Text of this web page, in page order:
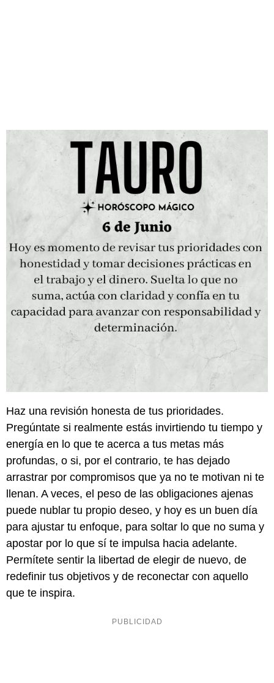
Haz una revisión honesta de tus prioridades.
Pregúntate si realmente estás invirtiendo tu tiempo y
energía en lo que te acerca a tus metas más
profundas, o si, por el contrario, te has dejado
arrastrar por compromisos que ya no te motivan ni te
llenan. A veces, el peso de las obligaciones ajenas
puede nublar tu propio deseo, y hoy es un buen día
para ajustar tu enfoque, para soltar lo que no suma y
apostar por lo que sí te impulsa hacia adelante.
Permítete sentir la libertad de elegir de nuevo, de
redefinir tus objetivos y de reconectar con aquello
que te inspira.